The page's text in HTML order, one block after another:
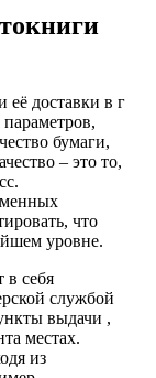
доставки в г
бумаги,
– это то,
что
уровне.
себя
службой
выдачи ,
местах.
из